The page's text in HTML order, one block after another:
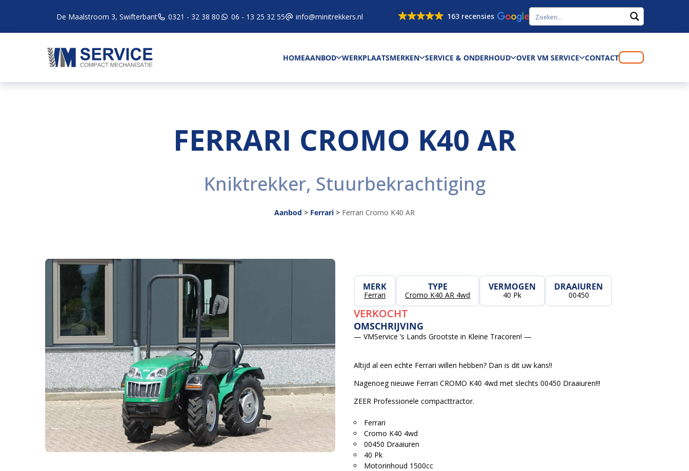
De Maalstroom 3, Swifterbant 0321 - 32 38 80 06 - 13 25 32 55 info@minitrekkers.nl 163 recensies
HOMEAANBOD WERKPLAATSMERKEN SERVICE & ONDERHOUD OVER VM SERVICE CONTACT
FERRARI CROMO K40 AR
Kniktrekker, Stuurbekrachtiging
Aanbod > Ferrari > Ferrari Cromo K40 AR
MERK
Ferrari
TYPE
Cromo K40 AR 4wd
VERMOGEN
40 Pk
DRAAIUREN
00450
VERKOCHT
OMSCHRIJVING
— VMService ’s Lands Grootste in Kleine Tracoren! —
Altijd al een echte Ferrari willen hebben? Dan is dit uw kans!!
Nagenoeg nieuwe Ferrari CROMO K40 4wd met slechts 00450 Draaiuren!!!
ZEER Professionele compacttractor.
Ferrari
Cromo K40 4wd
00450 Draaiuren
40 Pk
Motorinhoud 1500cc